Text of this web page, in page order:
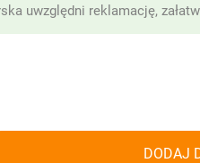
uwzględni reklamację,
DODAJ